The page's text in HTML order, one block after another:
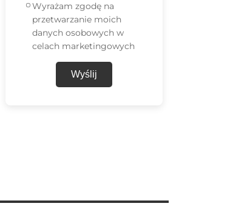
Wyrażam zgodę na
przetwarzanie moich
danych osobowych w
celach marketingowych
Wyślij